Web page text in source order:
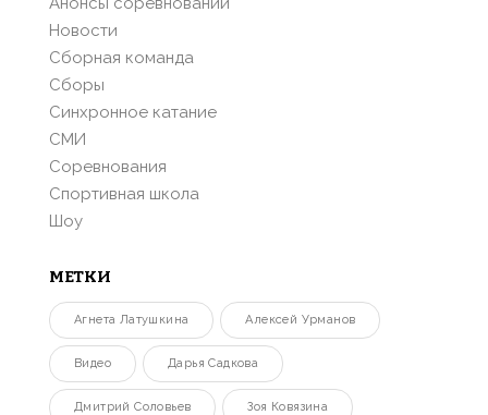
Новости
Сборная команда
Сборы
Синхронное катание
СМИ
Соревнования
Спортивная школа
Шоу
МЕТКИ
Агнета Латушкина Алексей Урманов
Видео Дарья Садкова
Дмитрий Соловьев Зоя Ковязина